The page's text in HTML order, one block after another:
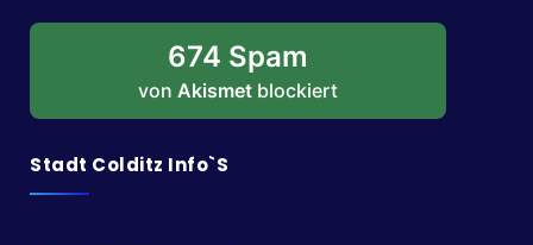
674 Spam
von Akismet blockiert
Stadt Colditz Info`s